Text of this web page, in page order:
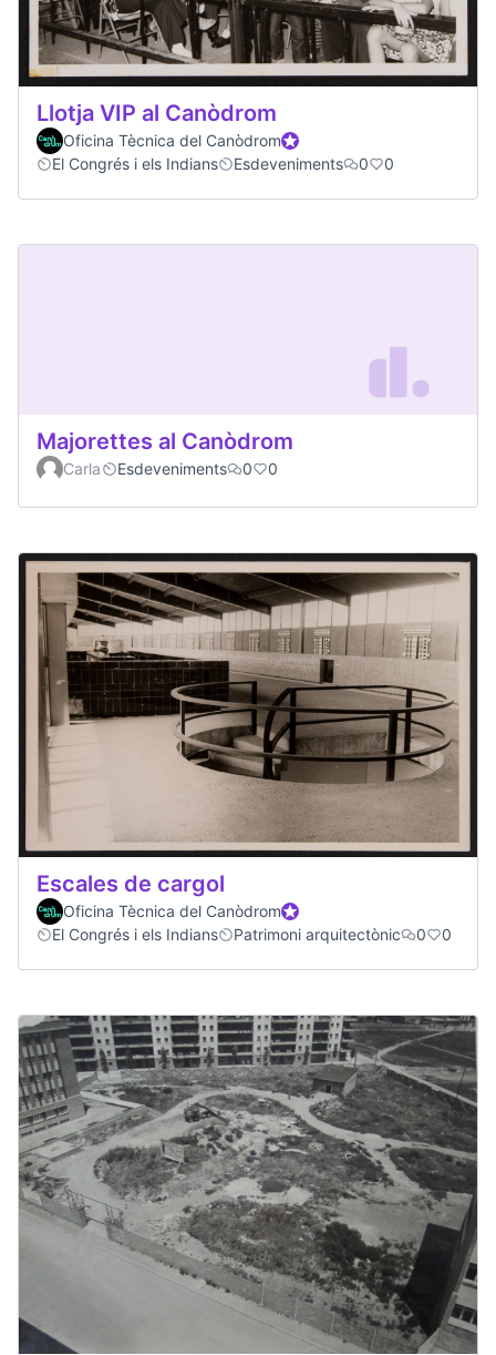
Llotja VIP al Canòdrom
Oficina Tècnica del CanòdromOfficial participant
El Congrés i els Indians
Esdeveniments 0 0
Majorettes al Canòdrom
Carla Esdeveniments 0 0
Escales de cargol
Oficina Tècnica del CanòdromOfficial participant
El Congrés i els Indians
Patrimoni arquitectònic 0 0